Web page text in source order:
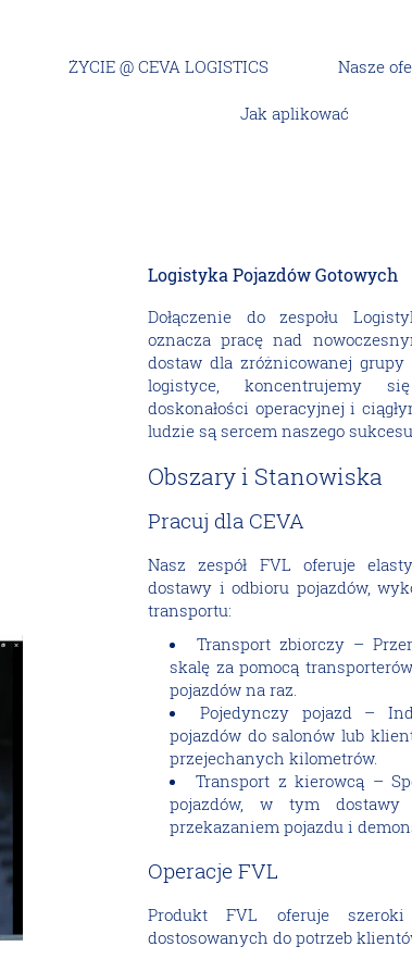
ŻYCIE @ CEVA LOGISTICS Nasze
Jak aplikować
Logistyka Pojazdów Gotowych
Dołączenie do zespołu
oznacza pracę nad
dostaw dla zróżnicowanej
logistyce, koncentrujemy
doskonałości operacyjnej i
ludzie są sercem naszego
Obszary i Stanowiska
Pracuj dla CEVA
Nasz zespół FVL oferuje
dostawy i odbioru pojazdów,
transportu:
Transport zbiorczy –
skalę za pomocą
pojazdów na raz.
Pojedynczy pojazd –
pojazdów do salonów lub
przejechanych kilometrów.
Transport z kierowcą –
pojazdów, w tym
przekazaniem pojazdu i
Operacje FVL
Produkt FVL oferuje szeroki
dostosowanych do potrzeb